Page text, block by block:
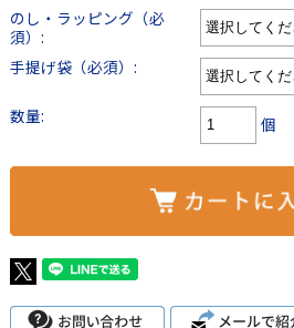
のし・ラッピング（必
須）:
手提げ袋（必須）:
数量: 個